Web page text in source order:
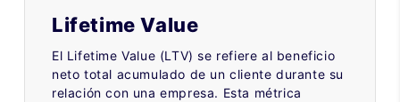
Lifetime Value
El Lifetime Value (LTV) se refiere al beneficio
neto total acumulado de un cliente durante su
relación con una empresa. Esta métrica